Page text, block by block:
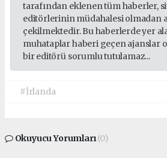
tarafından eklenen tüm haberler,
editörlerinin müdahalesi olmadan
çekilmektedir. Bu haberlerde yer
muhataplar haberi geçen ajanslar
bir editörü sorumlu tutulamaz...
#İrlanda
Okuyucu Yorumları(0)